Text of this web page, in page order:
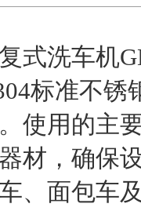
式洗车机
标准不
使用的主
材，确保
、面包车